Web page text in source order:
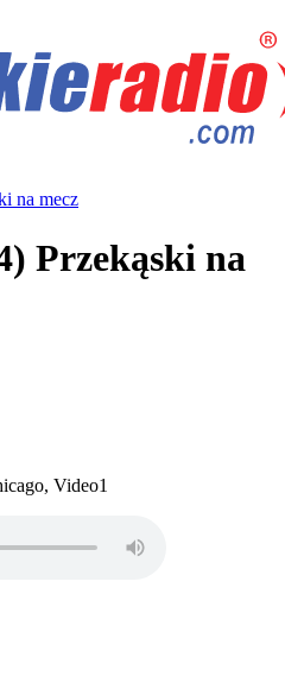
na mecz
Przekąski na